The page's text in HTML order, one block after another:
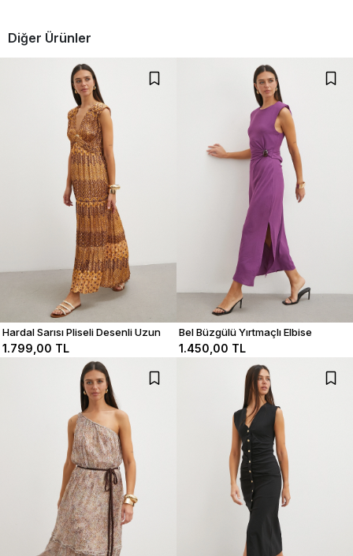
Diğer Ürünler
Hardal Sarısı Pliseli Desenli Uzun
Elbise
1.799,00 TL
Bel Büzgülü Yırtmaçlı Elbise
1.450,00 TL